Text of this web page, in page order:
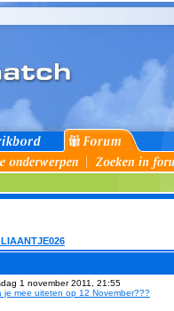
1 november 2011, 21:55
je mee uiteten op 12 November???